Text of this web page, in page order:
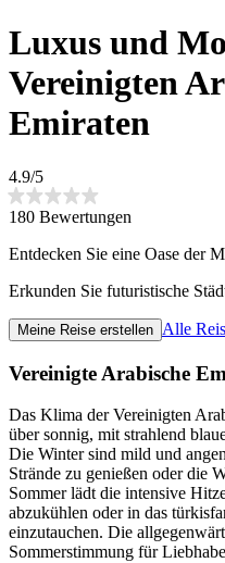
Luxus und
Vereinigten
Emiraten
4.9/5
180 Bewertungen
Entdecken Sie eine Oase der
Erkunden Sie futuristische
Meine Reise erstellen Alle
Vereinigte Arabische
Das Klima der Vereinigten
über sonnig, mit strahlend
Die Winter sind mild und
Strände zu genießen oder die
Sommer lädt die intensive
abzukühlen oder in das
einzutauchen. Die
Sommerstimmung für